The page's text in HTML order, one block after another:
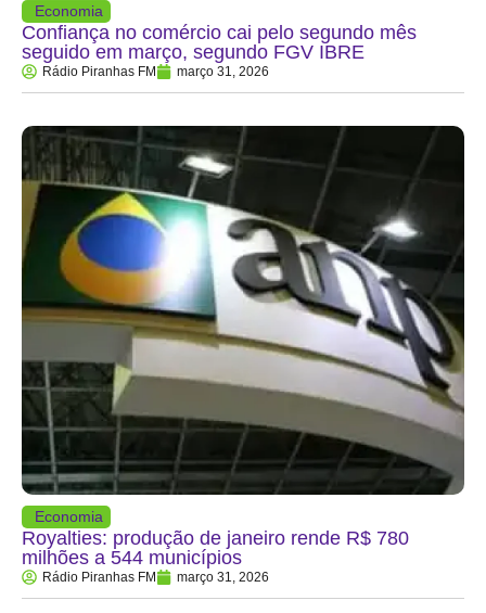
Economia
Confiança no comércio cai pelo segundo mês
seguido em março, segundo FGV IBRE
Rádio Piranhas FM março 31, 2026
Economia
Royalties: produção de janeiro rende R$ 780
milhões a 544 municípios
Rádio Piranhas FM março 31, 2026